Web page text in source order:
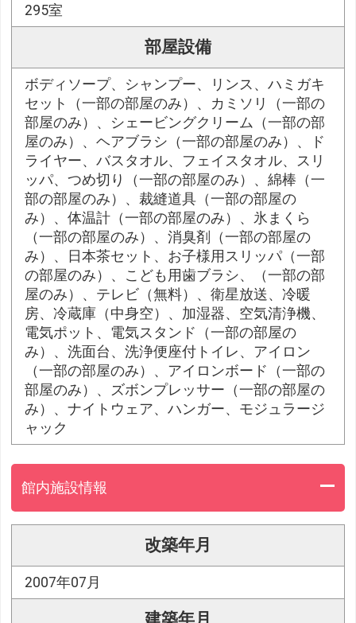
295室
部屋設備
ボディソープ、シャンプー、リンス、ハミガキ
セット（一部の部屋のみ）、カミソリ（一部の
部屋のみ）、シェービングクリーム（一部の部
屋のみ）、ヘアブラシ（一部の部屋のみ）、ド
ライヤー、バスタオル、フェイスタオル、スリ
ッパ、つめ切り（一部の部屋のみ）、綿棒（一
部の部屋のみ）、裁縫道具（一部の部屋の
み）、体温計（一部の部屋のみ）、氷まくら
（一部の部屋のみ）、消臭剤（一部の部屋の
み）、日本茶セット、お子様用スリッパ（一部
の部屋のみ）、こども用歯ブラシ、（一部の部
屋のみ）、テレビ（無料）、衛星放送、冷暖
房、冷蔵庫（中身空）、加湿器、空気清浄機、
電気ポット、電気スタンド（一部の部屋の
み）、洗面台、洗浄便座付トイレ、アイロン
（一部の部屋のみ）、アイロンボード（一部の
部屋のみ）、ズボンプレッサー（一部の部屋の
み）、ナイトウェア、ハンガー、モジュラージ
ャック
館内施設情報
改築年月
2007年07月
建築年月